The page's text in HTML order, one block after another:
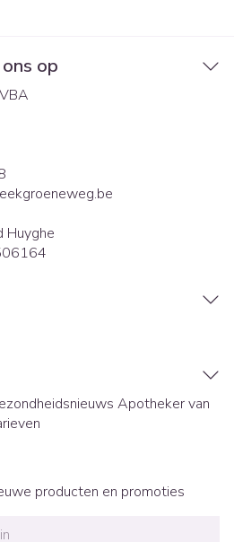
op
Huyghe
Apotheker van
producten en promoties